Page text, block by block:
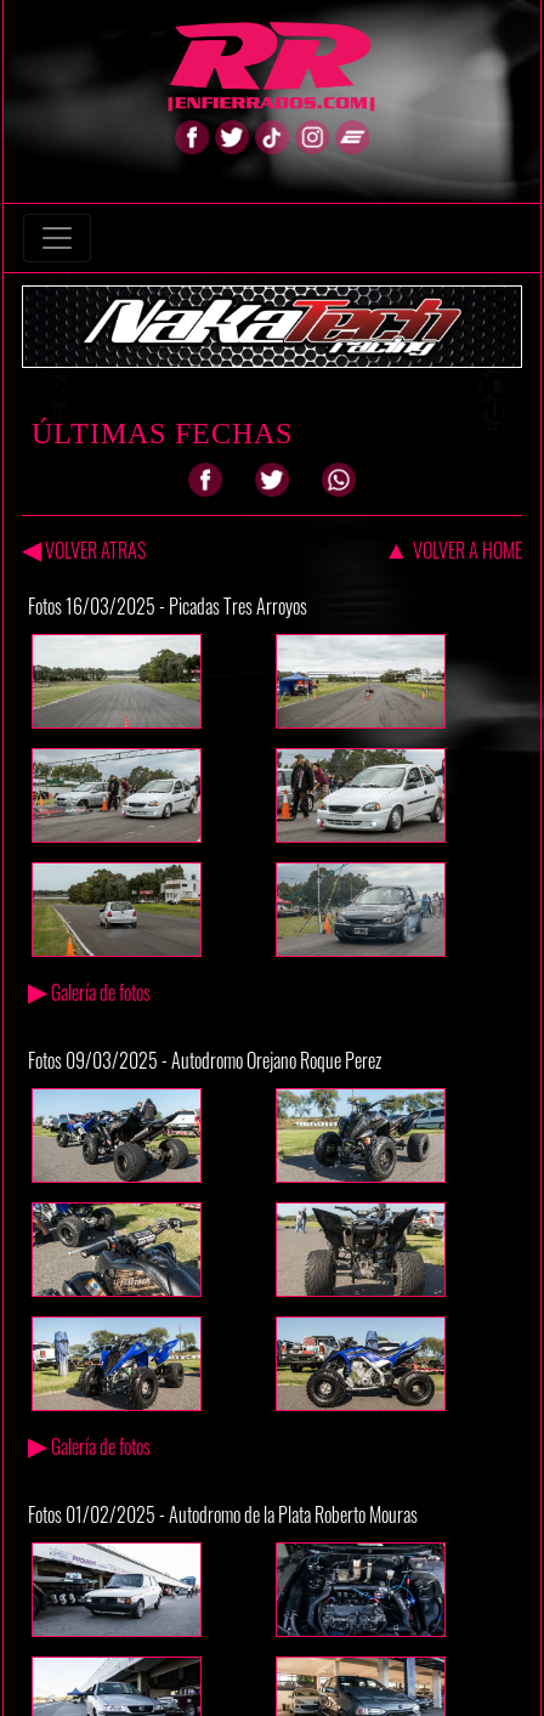
ÚLTIMAS FECHAS
◀VOLVER ATRAS ▲ VOLVER A HOME
Fotos 16/03/2025 - Picadas Tres Arroyos
▶Galería de fotos
Fotos 09/03/2025 - Autodromo Orejano Roque Perez
▶Galería de fotos
Fotos 01/02/2025 - Autodromo de la Plata Roberto Mouras